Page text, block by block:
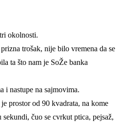
okolnosti.
trošak, nije bilo vremena da se
ta što nam je SoŽe banka
i nastupe na sajmovima.
prostor od 90 kvadrata, na kome
čuo se cvrkut ptica, pejsaž,